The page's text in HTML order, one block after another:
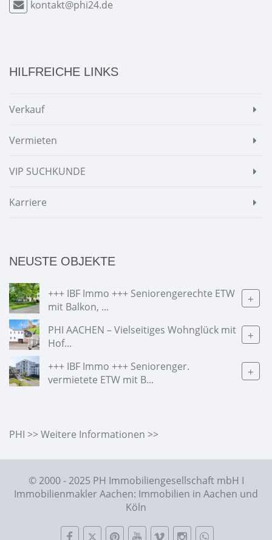
kontakt@phi24.de
HILFREICHE LINKS
Verkauf
Vermieten
VIP SUCHKUNDE
Karriere
NEUSTE OBJEKTE
+++ IBF Immo +++ Seniorengerechte ETW
mit Balkon, ...
+
PHI AACHEN – Vielseitiges Wohnglück mit
Hof...
+
+++ IBF Immo +++ Seniorenger.
vermietete ETW mit B...
+
PHI >> Weitere Informationen >>
© 2000 - 2025 PH Immobiliengesellschaft mbH I
Immobilienmakler Aachen: Immobilien in Aachen und
Köln